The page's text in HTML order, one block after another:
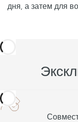
дня, а затем для